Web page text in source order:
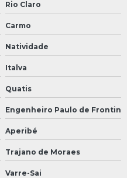
Rio Claro
Carmo
Natividade
Italva
Quatis
Engenheiro Paulo de Frontin
Aperibé
Trajano de Moraes
Varre-Sai